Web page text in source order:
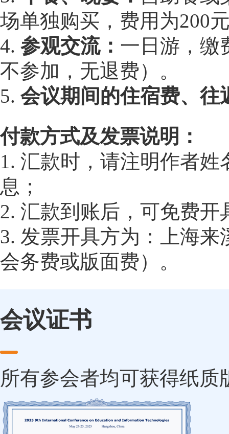
场单独购买，费用为200
4. 参观交流： 一日游，缴
不参加，无退费）。
5. 会议期间的住宿费、往
付款方式及发票说明：
1. 汇款时，请注明作者
息；
2. 汇款到账后，可免费
3. 发票开具方为：上海
会务费或版面费）。
会议证书
所有参会者均可获得纸质